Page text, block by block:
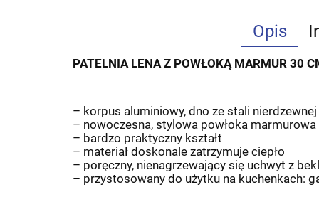
Opis
PATELNIA LENA Z POWŁOKĄ MARMUR 30
– korpus aluminiowy, dno ze stali nierdzewnej
– nowoczesna, stylowa powłoka marmurowa
– bardzo praktyczny kształt
– materiał doskonale zatrzymuje ciepło
– poręczny, nienagrzewający się uchwyt z
– przystosowany do użytku na kuchenkach: